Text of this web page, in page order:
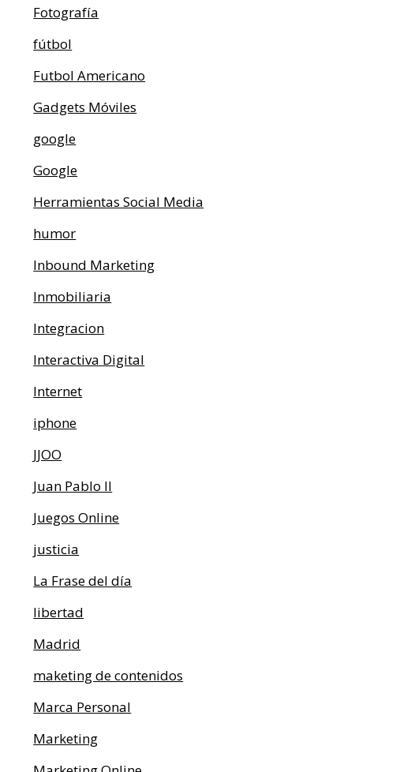
Fotografía
fútbol
Futbol Americano
Gadgets Móviles
google
Google
Herramientas Social Media
humor
Inbound Marketing
Inmobiliaria
Integracion
Interactiva Digital
Internet
iphone
JJOO
Juan Pablo II
Juegos Online
justicia
La Frase del día
libertad
Madrid
maketing de contenidos
Marca Personal
Marketing